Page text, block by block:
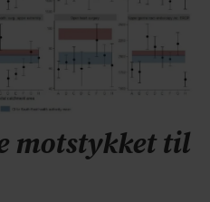
motstykket til